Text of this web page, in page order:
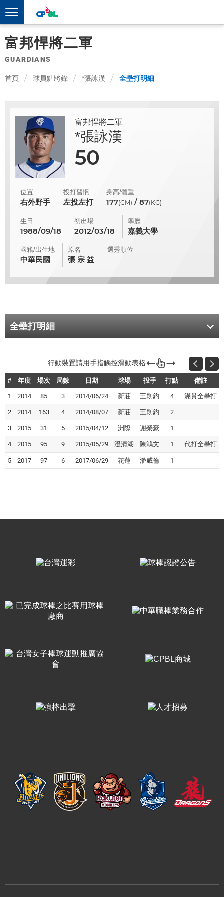
富邦悍將二軍
GUARDIANS
首頁 球員點將錄 *張詠漢 全壘打明細
富邦悍將二軍
*張詠漢
50
位置
右外野手
投打習慣
左投左打
身高/體重
177(CM) / 87(KG)
生日
1988/09/18
初出場
2012/03/18
學歷
嘉義大學
國籍/出生地
中華民國
原名
張 宗 益
選秀順位
全壘打明細
# 年度 場次 局數 日期 球場 投手 打點 備註
1 2014 85 3 2014/06/24 新莊 王則鈞 4 滿貫全壘打
2 2014 163 4 2014/08/07 新莊 王則鈞 2
3 2015 31 5 2015/04/12 洲際 謝榮豪 1
4 2015 95 9 2015/05/29 澄清湖 陳鴻文 1 代打全壘打
5 2017 97 6 2017/06/29 花蓮 潘威倫 1